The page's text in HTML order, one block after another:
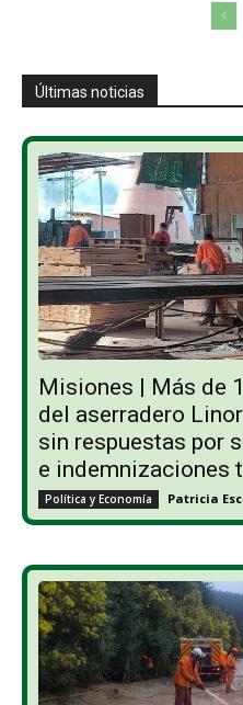
Últimas noticias
Misiones | Más de
del aserradero
sin respuestas por
e indemnizaciones
Política y Economía Patricia